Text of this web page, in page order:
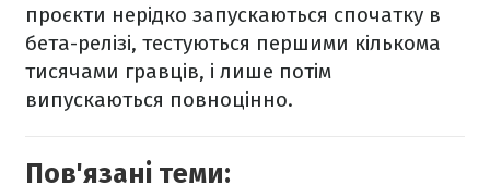
проєкти нерідко запускаються спочатку в
бета-релізі, тестуються першими кількома
тисячами гравців, і лише потім
випускаються повноцінно.
Пов'язані теми: